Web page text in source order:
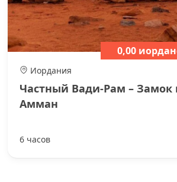
Иордания
Частный Вади-Рам – Замок
Амман
0,00
6 часов